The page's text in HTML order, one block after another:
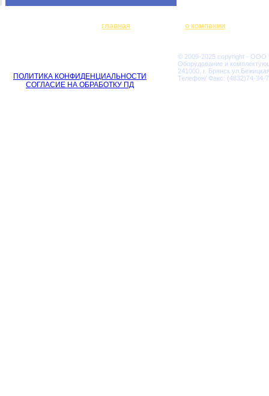
главная о компании
ПОЛИТИКА КОНФИДЕНЦИАЛЬНОСТИ
СОГЛАСИЕ НА ОБРАБОТКУ ПД
© 2009-2025 copyright - ООО
Оборудование и
241000, г. Брянск
Телефон/ Факс: (4832)74-34-